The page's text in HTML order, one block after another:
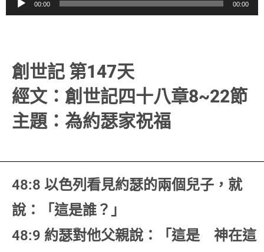
訊
00:00 00:00
創世記 第147天
經文：創世記四十八章8~22節
主題：為約瑟家祝福
48:8 以色列看見約瑟的兩個兒子，就
說：「這是誰？」
48:9 約瑟對他父親說：「這是 神在這